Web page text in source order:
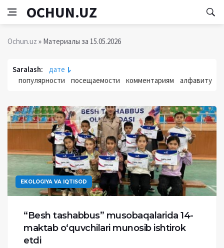
OCHUN.UZ
Ochun.uz » Материалы за 15.05.2026
Saralash:
дате
популярности
посещаемости комментариям алфавиту
EKOLOGIYA VA IQTISOD
“Besh tashabbus” musobaqalarida 14-
maktab o‘quvchilari munosib ishtirok
etdi